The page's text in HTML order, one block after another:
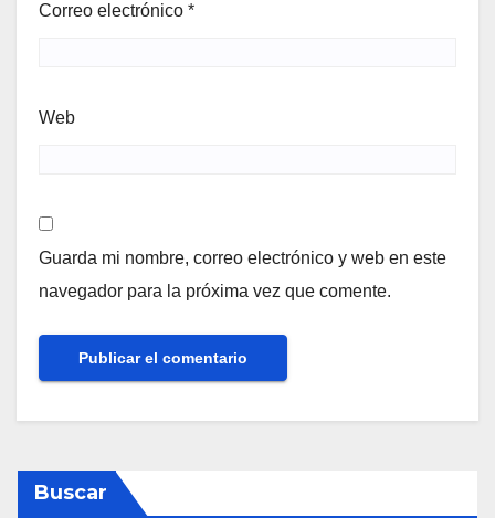
Correo electrónico *
Web
Guarda mi nombre, correo electrónico y web en este
navegador para la próxima vez que comente.
Buscar